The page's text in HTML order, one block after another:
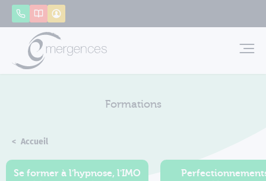
AppelerCatalogue
Formations
Accueil
Se former à l'hypnose, l'IMO
Panneau de gestion des cookies